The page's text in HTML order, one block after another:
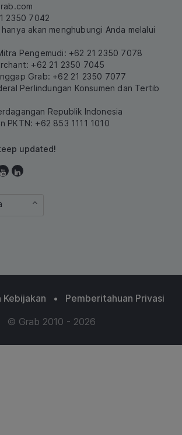
2350 7042
akan menghubungi Anda melalui
Pengemudi: +62 21 2350 7078
+62 21 2350 7045
Grab: +62 21 2350 7077
Perlindungan Konsumen dan Tertib
Republik Indonesia
PKTN: +62 853 1111 1010
updated!
Kebijakan •
Pemberitahuan Privasi
© Grab 2010 - 2026